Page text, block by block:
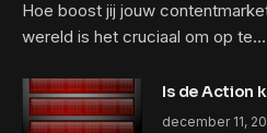
Hoe boost jij jouw
wereld is het cruciaal om op te…
Is de Action
december 11,